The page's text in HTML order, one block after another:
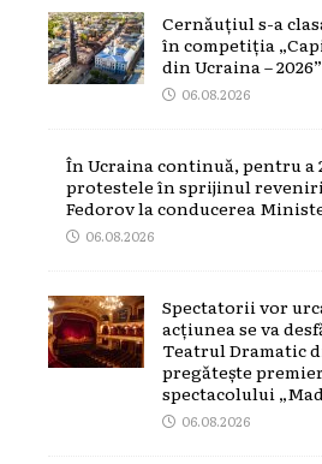
Cernăuțiul s-a
în competiția
din Ucraina – 2026”
06.08.2026
În Ucraina continuă, pentru a
protestele în sprijinul
Fedorov la conducerea
06.08.2026
Spectatorii vor
acțiunea se va
Teatrul Dramatic
pregătește
spectacolului
06.08.2026